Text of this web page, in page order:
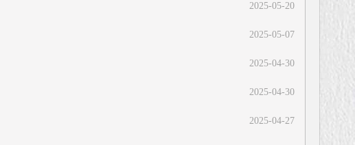
2025-05-20
2025-05-07
2025-04-30
2025-04-30
2025-04-27